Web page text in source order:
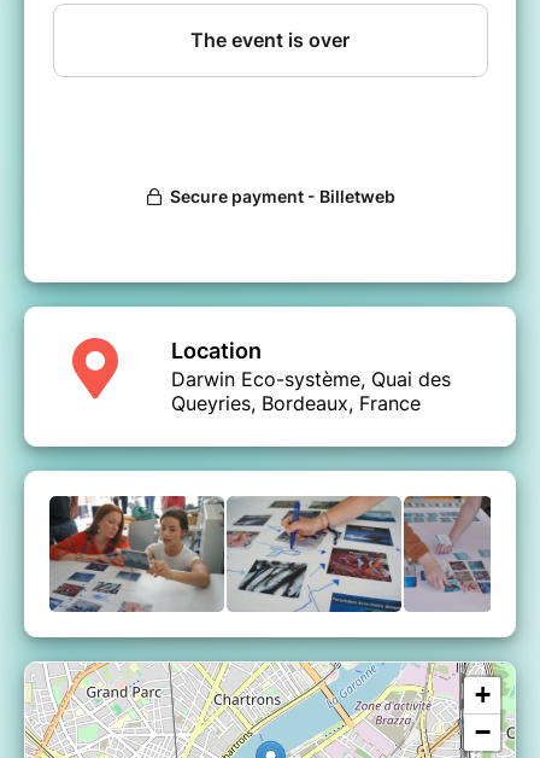
termes de menaces mais aussi d'opportunités, et
de nos activités et de nos gestes du quotidien
https://eau-grandsudouest.com/festival-
odyssy-une-journee-pour-plonger-coeur-
enjeux-eau
Créé par Alice Vitoux et inspiré de "La Fresque du
Climat", l'atelier LA FRESQUE OCEANE
s’adresse à toutes et tous, citoyens, collectivités,
entreprises ou écoles, et vous plongera dans une
exploration sous-marine collective.
Pour en savoir plus :www.fresqueoceane.org,et
pour aller à la rencontre de celles et ceux qui
s'activent pour un océan durable, découvrez notre
nouveau podcast"Le Fil de la Mer"
Location
Darwin Eco-système, Quai des
Queyries, Bordeaux, France
+
−